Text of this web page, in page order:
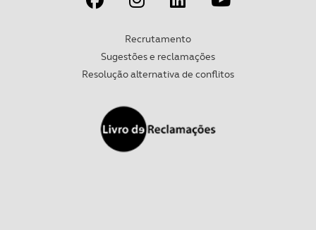
Recrutamento
Sugestões e reclamações
Resolução alternativa de conflitos